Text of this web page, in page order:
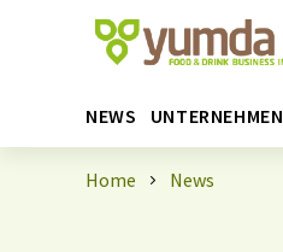
NEWS UNTERNEHMEN
Home News